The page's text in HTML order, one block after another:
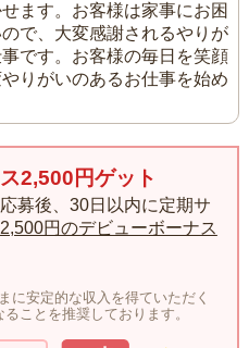
ます。お客様は家事にお困
で、大変感謝されるやりが
です。お客様の毎日を笑顔
りがいのあるお仕事を始め
2,500円ゲット
募後、30日以内に定期サ
2,500円のデビューボーナス
に安定的な収入を得ていただく
ことを推奨しております。